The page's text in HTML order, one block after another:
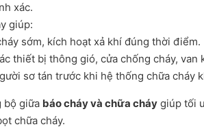
xác.
giúp:
sớm, kích hoạt xả khí đúng thời điểm.
thiết bị thông gió, cửa chống cháy,
sơ tán trước khi hệ thống chữa cháy
bộ giữa báo cháy và chữa cháy giúp tối
chữa cháy.